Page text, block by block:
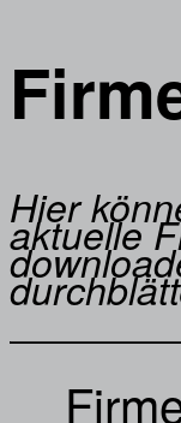
Hier
aktuelle